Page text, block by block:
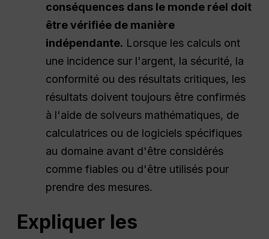
conséquences dans le monde réel doit
être vérifiée de manière
indépendante. Lorsque les calculs ont
une incidence sur l'argent, la sécurité, la
conformité ou des résultats critiques, les
résultats doivent toujours être confirmés
à l'aide de solveurs mathématiques, de
calculatrices ou de logiciels spécifiques
au domaine avant d'être considérés
comme fiables ou d'être utilisés pour
prendre des mesures.
Expliquer les